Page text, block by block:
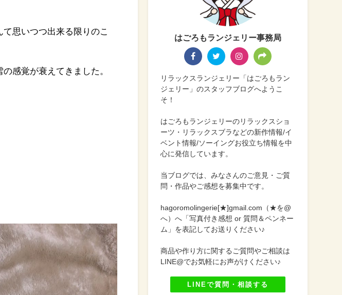
思いつつ出来る限りのこ
感覚が衰えてきました。
はごろもランジェリー事務局
リラックスランジェリー「はごろもラン
ジェリー」のスタッフブログへようこ
そ！
はごろもランジェリーのリラックスショ
ーツ・リラックスブラなどの新作情報/イ
ベント情報/ソーイングお役立ち情報を中
心に発信しています。
当ブログでは、みなさんのご意見・ご質
問・作品やご感想を募集中です。
hagoromolingerie[★]gmail.com（★を@
へ）へ「写真付き感想 or 質問＆ペンネー
ム」を表記してお送りください♪
商品や作り方に関するご質問やご相談は
LINE@でお気軽にお声がけください♪
LINEで質問・相談する